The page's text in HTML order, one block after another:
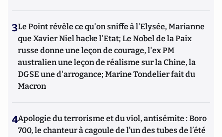
3Le Point révèle ce qu'on sniffe à l'Elysée, Marianne
que Xavier Niel hacke l'Etat; Le Nobel de la Paix
russe donne une leçon de courage, l'ex PM
australien une leçon de réalisme sur la Chine, la
DGSE une d'arrogance; Marine Tondelier fait du
Macron
4Apologie du terrorisme et du viol, antisémite : Boro
700, le chanteur à cagoule de l’un des tubes de l’été